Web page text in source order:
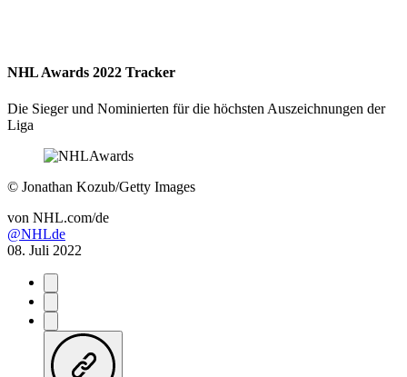
NHL Awards 2022 Tracker
Die Sieger und Nominierten für die höchsten Auszeichnungen der
Liga
© Jonathan Kozub/Getty Images
von NHL.com/de
@NHLde
08. Juli 2022